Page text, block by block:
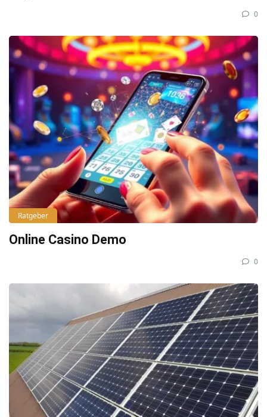
0
Ratgeber
Online Casino Demo
0